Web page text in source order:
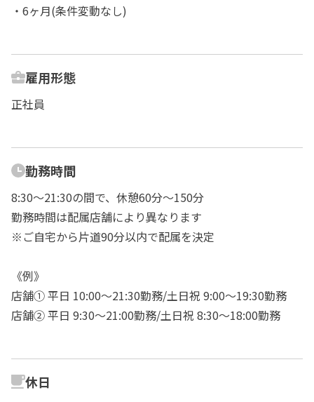
・6ヶ月(条件変動なし)
雇用形態
正社員
勤務時間
8:30～21:30の間で、休憩60分～150分
勤務時間は配属店舗により異なります
※ご自宅から片道90分以内で配属を決定
《例》
店舗① 平日 10:00〜21:30勤務/土日祝 9:00～19:30勤務
店舗② 平日 9:30〜21:00勤務/土日祝 8:30～18:00勤務
休日